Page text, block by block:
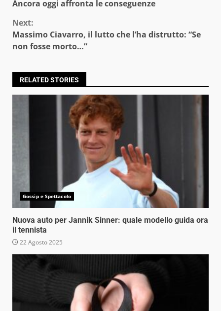
Ancora oggi affronta le conseguenze
Next:
Massimo Ciavarro, il lutto che l’ha distrutto: “Se
non fosse morto…”
RELATED STORIES
Gossip e Spettacolo
Nuova auto per Jannik Sinner: quale modello guida ora
il tennista
22 Agosto 2025